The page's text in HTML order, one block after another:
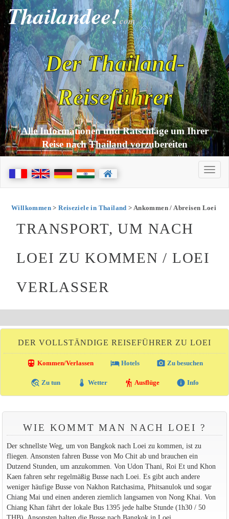
Thailandee!com
Der Thailand-
Reiseführer
Alle Informationen und Ratschläge um Ihrer
Reise nach Thailand vorzubereiten
Willkommen>Reiseziele in Thailand > Ankommen / Abreisen Loei
TRANSPORT, UM NACH
LOEI ZU KOMMEN / LOEI
VERLASSER
DER VOLLSTÄNDIGE REISEFÜHRER ZU LOEI
directions_transit Kommen/Verlassen local_hotelHotels photo_camera Zu besuchen
travel_explore Zu tun thermostat Wetter hiking Ausflüge info Info
WIE KOMMT MAN NACH LOEI ?
Der schnellste Weg, um von Bangkok nach Loei zu kommen, ist zu
fliegen. Ansonsten fahren Busse von Mo Chit ab und brauchen ein
Dutzend Stunden, um anzukommen. Von Udon Thani, Roi Et und Khon
Kaen fahren sehr regelmäßig Busse nach Loei. Es gibt auch andere
weniger häufige Busse von Nakhon Ratchasima, Phitsanulok und sogar
Chiang Mai und einen anderen ziemlich langsamen von Nong Khai. Von
Chiang Khan fährt der lokale Bus 1395 jede halbe Stunde (1h30 / 50
THB). Ansonsten halten die Busse nach Bangkok in Loei.